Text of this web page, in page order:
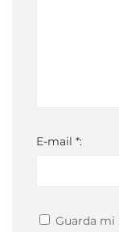
E-mail *:
Guarda mi